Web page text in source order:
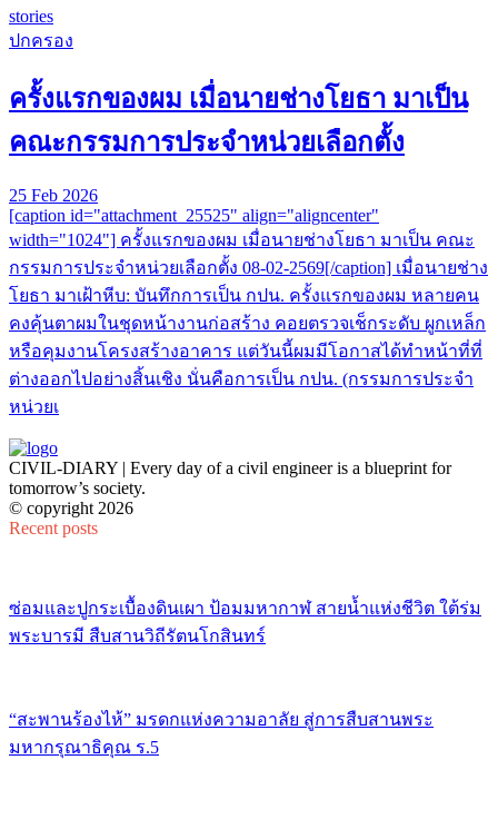
stories
ปกครอง
ครั้งแรกของผม เมื่อนายช่างโยธา มาเป็น
คณะกรรมการประจำหน่วยเลือกตั้ง
25 Feb 2026
[caption id="attachment_25525" align="aligncenter"
width="1024"] ครั้งแรกของผม เมื่อนายช่างโยธา มาเป็น คณะ
กรรมการประจำหน่วยเลือกตั้ง 08-02-2569[/caption] เมื่อนายช่าง
โยธา มาเฝ้าหีบ: บันทึกการเป็น กปน. ครั้งแรกของผม หลายคน
คงคุ้นตาผมในชุดหน้างานก่อสร้าง คอยตรวจเช็กระดับ ผูกเหล็ก
หรือคุมงานโครงสร้างอาคาร แต่วันนี้ผมมีโอกาสได้ทำหน้าที่ที่
ต่างออกไปอย่างสิ้นเชิง นั่นคือการเป็น กปน. (กรรมการประจำ
หน่วยเ
CIVIL-DIARY | Every day of a civil engineer is a blueprint for
tomorrow’s society.
© copyright 2026
Recent posts
ซ่อมและปูกระเบื้องดินเผา ป้อมมหากาฬ สายน้ำแห่งชีวิต ใต้ร่ม
พระบารมี สืบสานวิถีรัตนโกสินทร์
“สะพานร้องไห้” มรดกแห่งความอาลัย สู่การสืบสานพระ
มหากรุณาธิคุณ ร.5